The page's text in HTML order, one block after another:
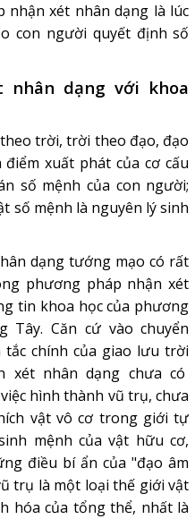
xét nhân dạng là lúc
con người quyết định số
nhân dạng với khoa
trời, trời theo đạo, đạo
xuất phát của cơ cấu
số mệnh của con người;
số mệnh là nguyên lý sinh
dạng tướng mạo có rất
phương pháp nhận xét
tin khoa học của phương
Tây. Căn cứ vào chuyển
chính của giao lưu trời
xét nhân dạng chưa có
hình thành vũ trụ, chưa
vật vô cơ trong giới tự
mệnh của vật hữu cơ,
điều bí ẩn của "đạo âm
trụ là một loại thế giới vật
hóa của tổng thể, nhất là